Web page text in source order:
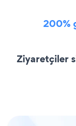
200%
Ziyaretçiler